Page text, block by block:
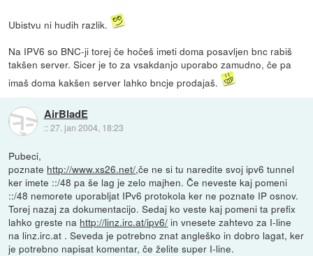
Ubistvu ni hudih razlik.
Na IPV6 so BNC-ji torej če hočeš imeti doma posavljen bnc rabiš
takšen server. Sicer je to za vsakdanjo uporabo zamudno, če pa
imaš doma kakšen server lahko bncje prodajaš.
AirBladE
::27. jan 2004, 18:23
Pubeci,
poznate http://www.xs26.net/,če ne si tu naredite svoj ipv6 tunnel
ker imete ::/48 pa še lag je zelo majhen. Če neveste kaj pomeni
::/48 nemorete uporabljat IPv6 protokola ker ne poznate IP osnov.
Torej nazaj za dokumentacijo. Sedaj ko veste kaj pomeni ta prefix
lahko greste na http://linz.irc.at/ipv6/ in vnesete zahtevo za I-line
na linz.irc.at . Seveda je potrebno znat angleško in dobro lagat, ker
je potrebno napisat komentar, če želite super I-line.